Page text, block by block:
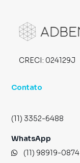
CRECI: 024129J
Contato
(11) 3352-6488
WhatsApp
(11) 98919-0874